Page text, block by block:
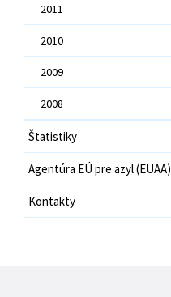
2011
2010
2009
2008
Štatistiky
Agentúra EÚ pre azyl (EUAA)
Kontakty